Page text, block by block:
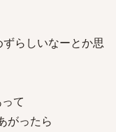
らしいなーとか思
て
がったら